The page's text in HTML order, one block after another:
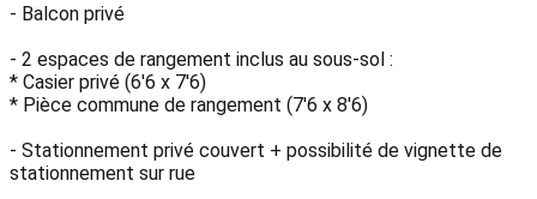
- Balcon privé
- 2 espaces de rangement inclus au sous-sol :
* Casier privé (6'6 x 7'6)
* Pièce commune de rangement (7'6 x 8'6)
- Stationnement privé couvert + possibilité de vignette de
stationnement sur rue